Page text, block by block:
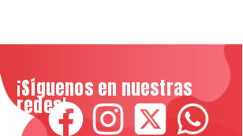
¡Síguenos en nuestras
redes!